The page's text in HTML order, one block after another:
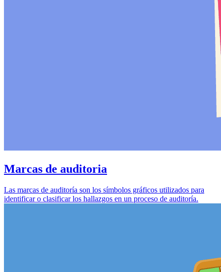
Marcas de auditoria
Las marcas de auditoría son los símbolos gráficos utilizados para
identificar o clasificar los hallazgos en un proceso de auditoría.